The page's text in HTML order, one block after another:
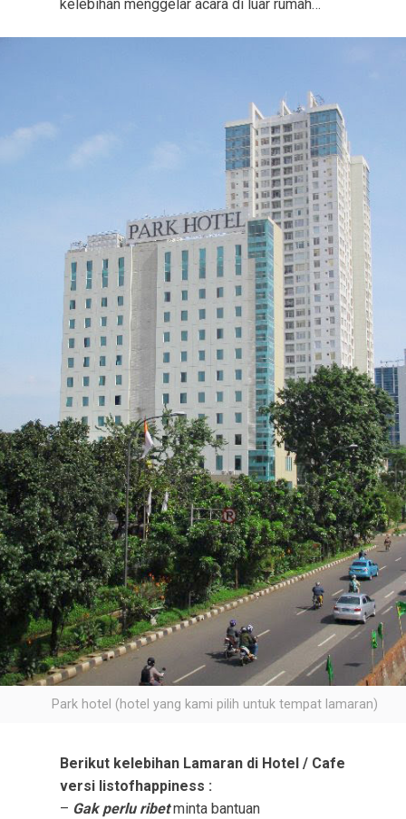
kelebihan menggelar acara di luar rumah…
Park hotel (hotel yang kami pilih untuk tempat lamaran)
Berikut kelebihan Lamaran di Hotel / Cafe
versi listofhappiness :
– Gak perlu ribet minta bantuan